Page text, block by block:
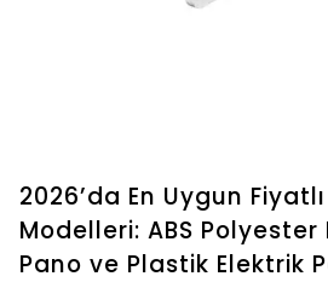
2026’da En Uygun
Modelleri: ABS Polyester
Pano ve Plastik Elektrik